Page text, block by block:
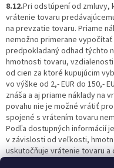
8.12.Pri odstúpení od zmluvy,
vrátenie tovaru
na prevzatie tovaru. Priame
nemožno primerane
predpokladaný odhad týchto
hmotnosti tovaru,
od cien za ktoré kupujúcim
vo výške od 2,- EUR do 150,-
znáša a aj priame náklady na
povahu nie je možné vrátiť
spojené s vrátením tovaru
Podľa dostupných informácií
v závislosti od veľkosti,
uskutočňuje vrátenie tovaru